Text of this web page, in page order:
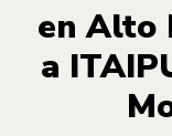
en Alto
a